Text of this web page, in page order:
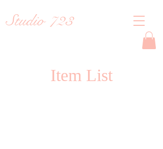
Studio 723
Item List